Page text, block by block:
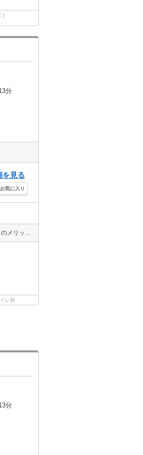
分
を見る
お気に入り
おうちで過ごす時間が多い今にオススメの広々タイプの物件です！ 採光や通風が確保しやすい戸建てのメリットを存分に味わえます♪開放感あふれる暮らしをしてみませんか？
レ別
分